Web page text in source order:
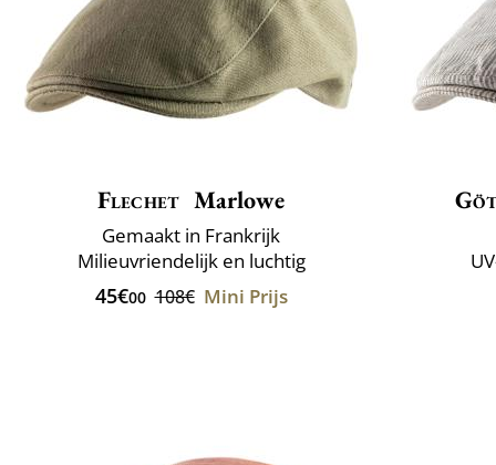
Flechet Marlowe
Gemaakt in Frankrijk
Milieuvriendelijk en luchtig
45€00 108€ Mini Prijs